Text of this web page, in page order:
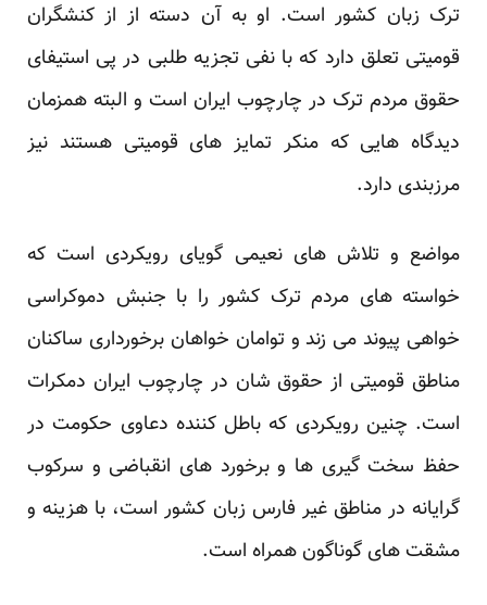
ترک زبان کشور است. او به آن دسته از از کنشگران
قومیتی تعلق دارد که با نفی تجزیه طلبی در پی استیفای
حقوق مردم ترک در چارچوب ایران است و البته همزمان
دیدگاه هایی که منکر تمایز های قومیتی هستند نیز
مرزبندی دارد.
مواضع و تلاش های نعیمی گویای رویکردی است که
خواسته های مردم ترک کشور را با جنبش دموکراسی
خواهی پیوند می زند و توامان خواهان برخورداری ساکنان
مناطق قومیتی از حقوق شان در چارچوب ایران دمکرات
است. چنین رویکردی که باطل کننده دعاوی حکومت در
حفظ سخت گیری ها و برخورد های انقباضی و سرکوب
گرایانه در مناطق غیر فارس زبان کشور است، با هزینه و
مشقت های گوناگون همراه است.